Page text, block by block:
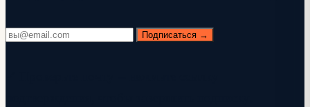
Подписаться →